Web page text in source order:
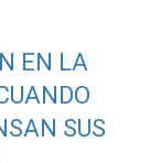
EN LA
SUS